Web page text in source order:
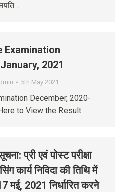
Examination
2021
5th May 2021
December, 2020-
to View the Result
प्री एवं पोस्‍ट परीक्षा
कार्य निविदा की तिथि में
मई, 2021 निर्धारित करने